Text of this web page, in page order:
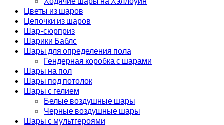
Цветы из шаров
Цепочки из шаров
Шар-сюрприз
Шарики Баблс
Шары для определения пола
Гендерная коробка с шарами
Шары на пол
Шары под потолок
Шары с гелием
Белые воздушные шары
Черные воздушные шары
Шары с мультгероями